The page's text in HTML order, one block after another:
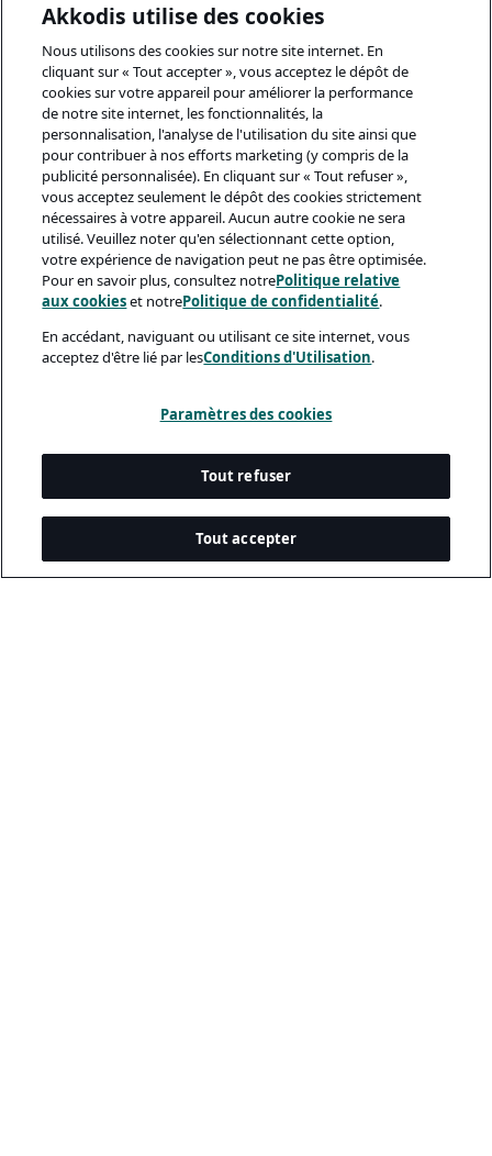
Akkodis utilise des cookies
Nous utilisons des cookies sur notre site internet. En
cliquant sur « Tout accepter », vous acceptez le dépôt de
cookies sur votre appareil pour améliorer la performance
de notre site internet, les fonctionnalités, la
personnalisation, l'analyse de l'utilisation du site ainsi que
pour contribuer à nos efforts marketing (y compris de la
publicité personnalisée). En cliquant sur « Tout refuser »,
vous acceptez seulement le dépôt des cookies strictement
nécessaires à votre appareil. Aucun autre cookie ne sera
utilisé. Veuillez noter qu'en sélectionnant cette option,
votre expérience de navigation peut ne pas être optimisée.
Pour en savoir plus, consultez notrePolitique relative
aux cookieset notrePolitique de confidentialité.
En accédant, naviguant ou utilisant ce site internet, vous
acceptez d'être lié par lesConditions d'Utilisation.
Paramètres des cookies
Tout refuser
Tout accepter